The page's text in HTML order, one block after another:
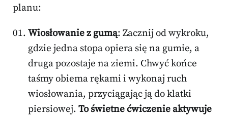
planu:
Wiosłowanie z gumą: Zacznij od wykroku,
gdzie jedna stopa opiera się na gumie, a
druga pozostaje na ziemi. Chwyć końce
taśmy obiema rękami i wykonaj ruch
wiosłowania, przyciągając ją do klatki
piersiowej. To świetne ćwiczenie aktywuje